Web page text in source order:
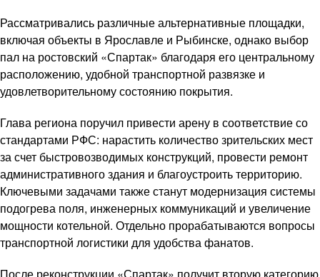
Рассматривались различные альтернативные площадки,
включая объекты в Ярославле и Рыбинске, однако выбор
пал на ростовский «Спартак» благодаря его центральному
расположению, удобной транспортной развязке и
удовлетворительному состоянию покрытия.
Глава региона поручил привести арену в соответствие со
стандартами РФС: нарастить количество зрительских мест
за счет быстровозводимых конструкций, провести ремонт
административного здания и благоустроить территорию.
Ключевыми задачами также станут модернизация системы
подогрева поля, инженерных коммуникаций и увеличение
мощности котельной. Отдельно прорабатываются вопросы
транспортной логистики для удобства фанатов.
После реконструкции «Спартак» получит вторую категорию